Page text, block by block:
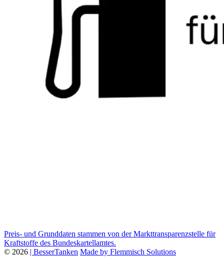
Preis- und Grunddaten stammen von der Markttransparenzstelle für
Kraftstoffe des Bundeskartellamtes.
© 2026 | BesserTanken Made by Flemmisch Solutions